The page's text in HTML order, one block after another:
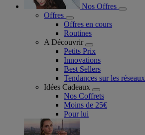
Nos Offres
Offres
Offres en cours
Routines
A Découvrir
Petits Prix
Innovations
Best Sellers
Tendances sur les réseaux
Idées Cadeaux
Nos Coffrets
Moins de 25€
Pour lui